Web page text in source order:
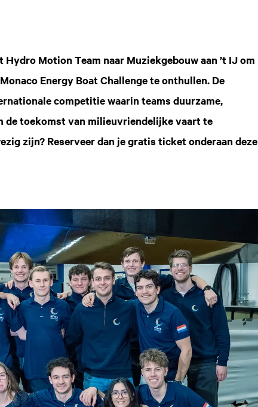
Motion Team naar Muziekgebouw aan ’t IJ om
Energy Boat Challenge te onthullen. De
competitie waarin teams duurzame,
de toekomst van milieuvriendelijke vaart te
zijn? Reserveer dan je gratis ticket onderaan deze